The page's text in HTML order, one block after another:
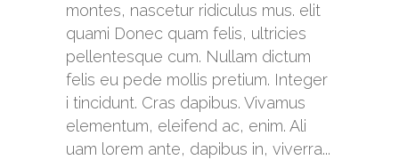
montes, nascetur ridiculus mus. elit
quami Donec quam felis, ultricies
pellentesque cum. Nullam dictum
felis eu pede mollis pretium. Integer
i tincidunt. Cras dapibus. Vivamus
elementum, eleifend ac, enim. Ali
uam lorem ante, dapibus in, viverra